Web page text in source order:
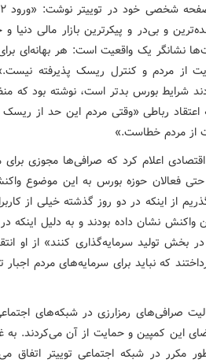
و بی‌در و پیکرترین بازار مالی
نشانگر یک واقعیت است: هر بهانه‌ای برای
از مردم و کنترل ریسک پذیرفته
شرایط بورس بدتر است، نوشته بود که
اعتقاد رباطی «وقتی مردم این حد از
از مردم خطاست.»
اعلام کرد که صرافی‌ها مجوزی برای
و حتی فعالان حوزه بورس به این موضوع
از اینکه در دو روز گذشته خیلی از
واکنش نشان داده بودند و به دلیل
بخش تولید سرمایه‌گذاری کنند» از او
که نباید برای سرمایه‌های مردم
صرافی‌های رمزارزی در شبکه‌های
این کمپین و حمایت از آن می‌کردند. به
مکرر در شبکه اجتماعی توییتر اتفاق